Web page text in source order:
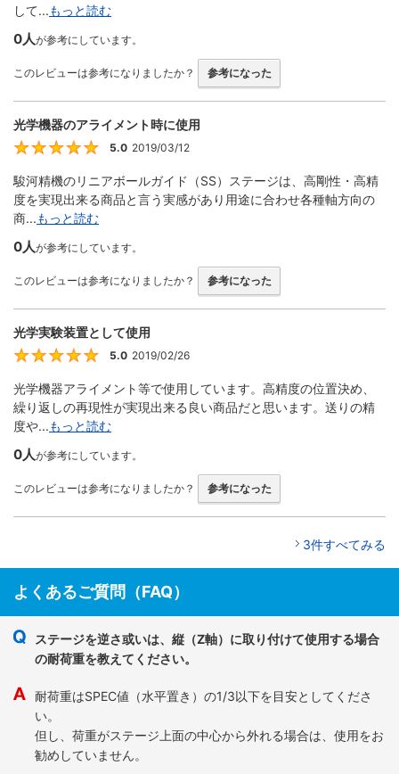
して...もっと読む
0人が参考にしています。
このレビューは参考になりましたか？ 参考になった
光学機器のアライメント時に使用
5
5.0 2019/03/12
駿河精機のリニアボールガイド（SS）ステージは、高剛性・高精
度を実現出来る商品と言う実感があり用途に合わせ各種軸方向の
商...もっと読む
0人が参考にしています。
このレビューは参考になりましたか？ 参考になった
光学実験装置として使用
5
5.0 2019/02/26
光学機器アライメント等で使用しています。高精度の位置決め、
繰り返しの再現性が実現出来る良い商品だと思います。送りの精
度や...もっと読む
0人が参考にしています。
このレビューは参考になりましたか？ 参考になった
3件すべてみる
よくあるご質問（FAQ）
ステージを逆さ或いは、縦（Z軸）に取り付けて使用する場合
の耐荷重を教えてください。
耐荷重はSPEC値（水平置き）の1/3以下を目安としてくださ
い。
但し、荷重がステージ上面の中心から外れる場合は、使用をお
勧めしていません。